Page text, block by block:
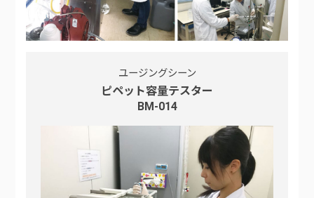
ユージングシーン
ピペット容量テスター
BM-014